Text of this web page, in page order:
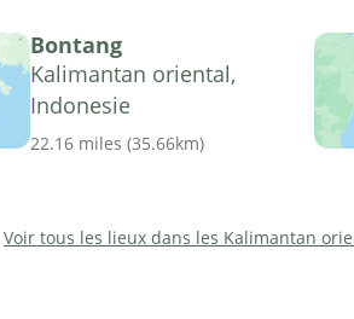
Bontang
Kalimantan oriental,
Indonesie
22.16 miles (35.66km)
Voir tous les lieux dans les Kalimantan